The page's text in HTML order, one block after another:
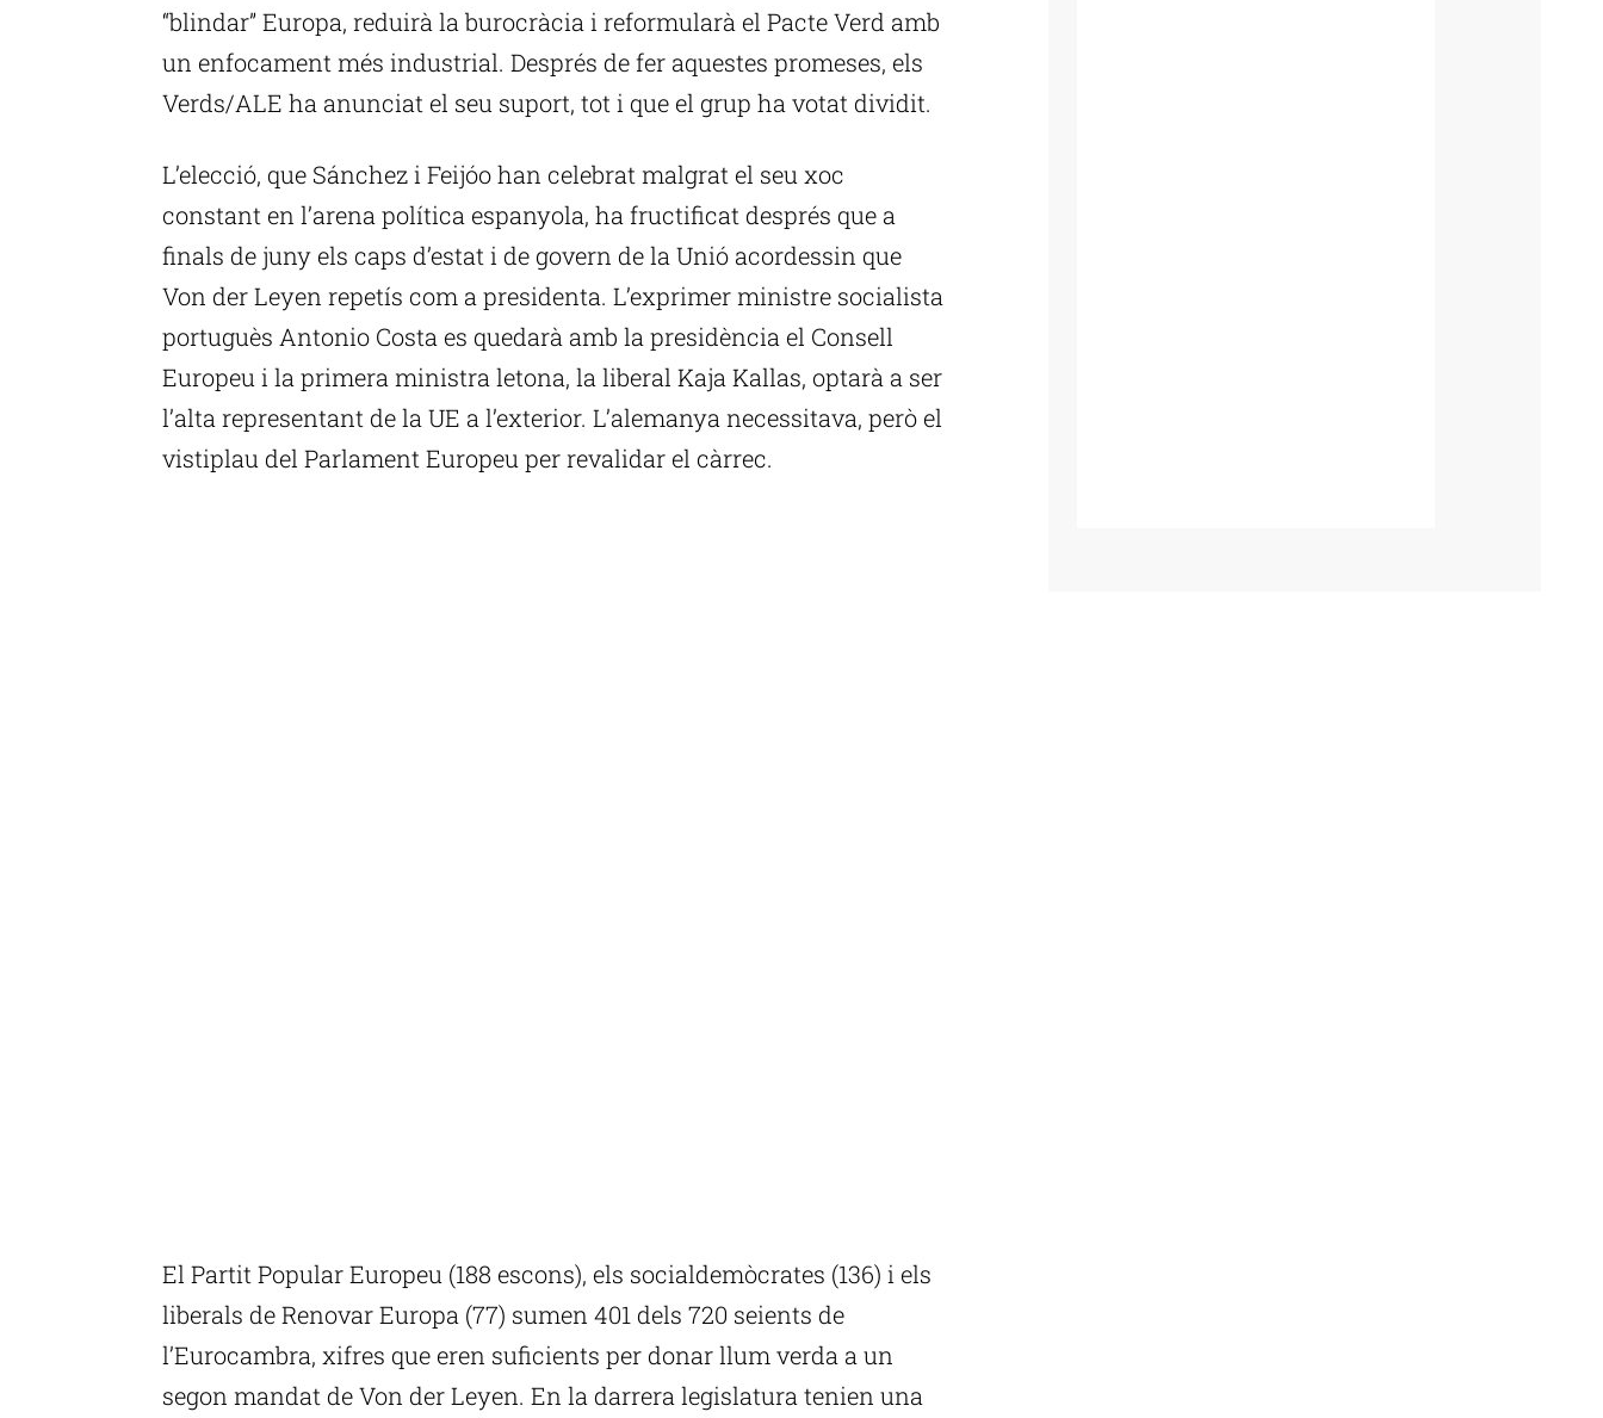
“blindar” Europa, reduirà la burocràcia i reformularà el Pacte Verd amb
un enfocament més industrial. Després de fer aquestes promeses, els
Verds/ALE ha anunciat el seu suport, tot i que el grup ha votat dividit.
L’elecció, que Sánchez i Feijóo han celebrat malgrat el seu xoc
constant en l’arena política espanyola, ha fructificat després que a
finals de juny els caps d’estat i de govern de la Unió acordessin que
Von der Leyen repetís com a presidenta. L’exprimer ministre socialista
portuguès Antonio Costa es quedarà amb la presidència el Consell
Europeu i la primera ministra letona, la liberal Kaja Kallas, optarà a ser
l’alta representant de la UE a l’exterior. L’alemanya necessitava, però el
vistiplau del Parlament Europeu per revalidar el càrrec.
El Partit Popular Europeu (188 escons), els socialdemòcrates (136) i els
liberals de Renovar Europa (77) sumen 401 dels 720 seients de
l’Eurocambra, xifres que eren suficients per donar llum verda a un
segon mandat de Von der Leyen. En la darrera legislatura tenien una